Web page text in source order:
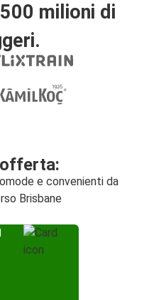
milioni di
e convenienti da
Brisbane